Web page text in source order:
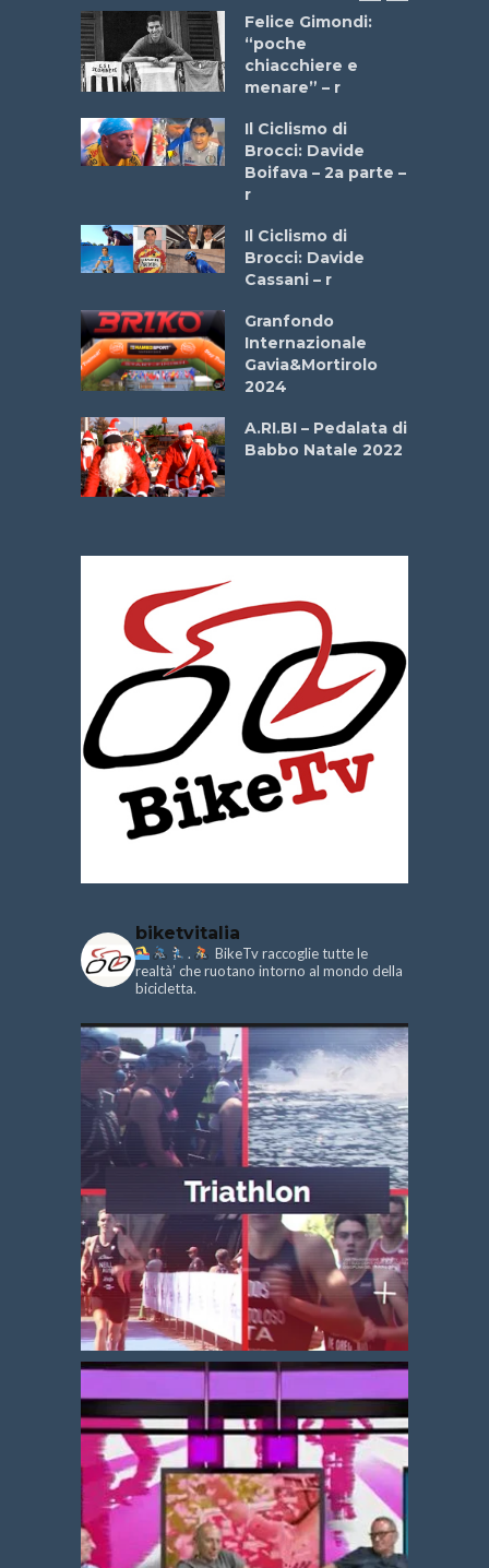
Felice Gimondi:
“poche
chiacchiere e
menare” – r
Il Ciclismo di
Brocci: Davide
Boifava – 2a parte –
r
Il Ciclismo di
Brocci: Davide
Cassani – r
Granfondo
Internazionale
Gavia&Mortirolo
2024
A.RI.BI – Pedalata di
Babbo Natale 2022
biketvitalia
.
BikeTv raccoglie tutte le
realtà’ che ruotano intorno al mondo della
bicicletta.